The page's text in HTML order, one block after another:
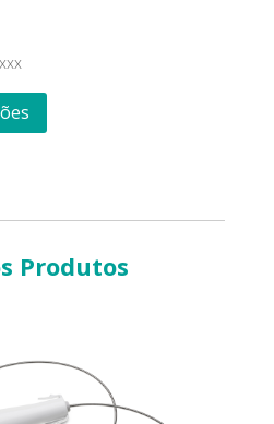
Produtos